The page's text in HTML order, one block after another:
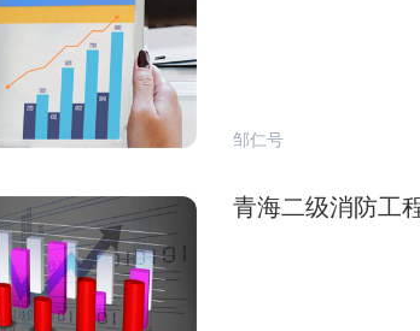
邹仁号
青海二级消防工